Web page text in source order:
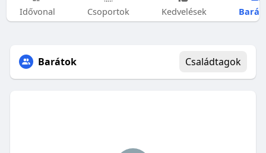
Idővonal Csoportok Kedvelések
Barátok Családtagok